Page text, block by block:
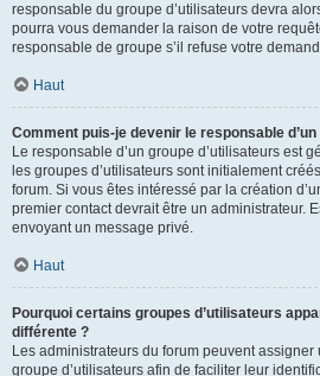
responsable du groupe d’utilisateurs devra
pourra vous demander la raison de votre
responsable de groupe s’il refuse votre
Haut
Comment puis-je devenir le responsable
Le responsable d’un groupe d’utilisateurs est
les groupes d’utilisateurs sont initialement
forum. Si vous êtes intéressé par la création
premier contact devrait être un administrateur.
envoyant un message privé.
Haut
Pourquoi certains groupes d’utilisateurs
différente ?
Les administrateurs du forum peuvent assigner
groupe d’utilisateurs afin de faciliter leur